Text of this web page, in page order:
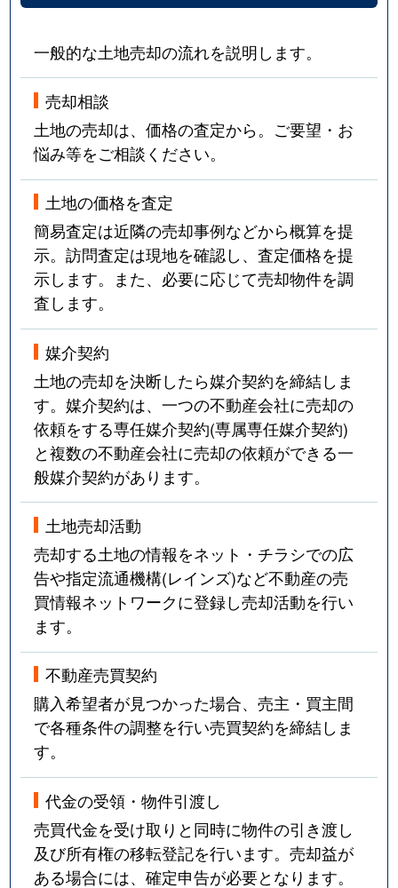
一般的な土地売却の流れを説明します。
売却相談
土地の売却は、価格の査定から。ご要望・お
悩み等をご相談ください。
土地の価格を査定
簡易査定は近隣の売却事例などから概算を提
示。訪問査定は現地を確認し、査定価格を提
示します。また、必要に応じて売却物件を調
査します。
媒介契約
土地の売却を決断したら媒介契約を締結しま
す。媒介契約は、一つの不動産会社に売却の
依頼をする専任媒介契約(専属専任媒介契約)
と複数の不動産会社に売却の依頼ができる一
般媒介契約があります。
土地売却活動
売却する土地の情報をネット・チラシでの広
告や指定流通機構(レインズ)など不動産の売
買情報ネットワークに登録し売却活動を行い
ます。
不動産売買契約
購入希望者が見つかった場合、売主・買主間
で各種条件の調整を行い売買契約を締結しま
す。
代金の受領・物件引渡し
売買代金を受け取りと同時に物件の引き渡し
及び所有権の移転登記を行います。売却益が
ある場合には、確定申告が必要となります。